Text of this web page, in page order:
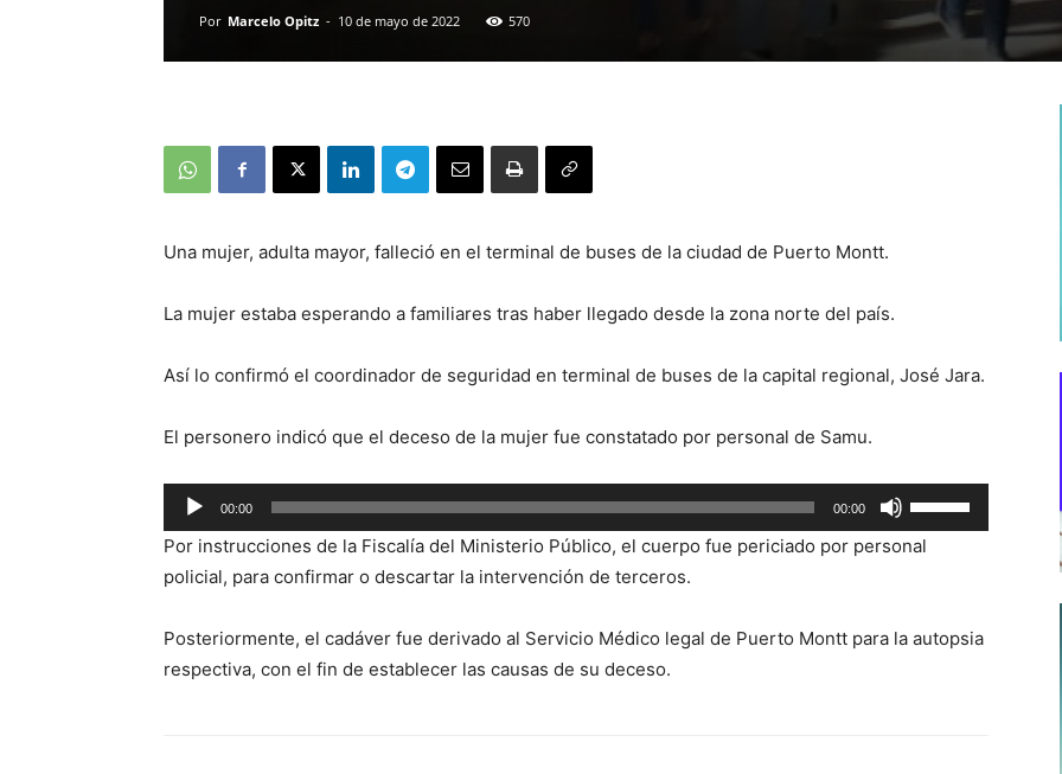
Por Marcelo Opitz - 10 de mayo de 2022 570
Una mujer, adulta mayor, falleció en el terminal de buses de la ciudad de Puerto Montt.
La mujer estaba esperando a familiares tras haber llegado desde la zona norte del país.
Así lo confirmó el coordinador de seguridad en terminal de buses de la capital regional, José Jara.
El personero indicó que el deceso de la mujer fue constatado por personal de Samu.
Reproductor
de
audio
00:00 00:00
las
teclas
arriba/abajo
Por instrucciones de la Fiscalía del Ministerio Público, el cuerpo fue periciado por personal
policial, para confirmar o descartar la intervención de terceros.
Posteriormente, el cadáver fue derivado al Servicio Médico legal de Puerto Montt para la autopsia
respectiva, con el fin de establecer las causas de su deceso.